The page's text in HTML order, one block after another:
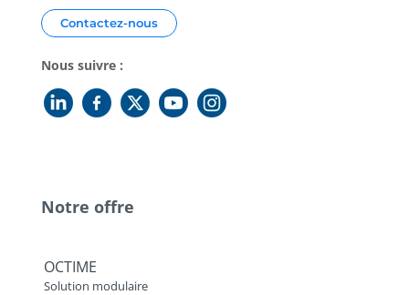
Contactez-nous
Nous suivre :
Notre offre
OCTIME
Solution modulaire